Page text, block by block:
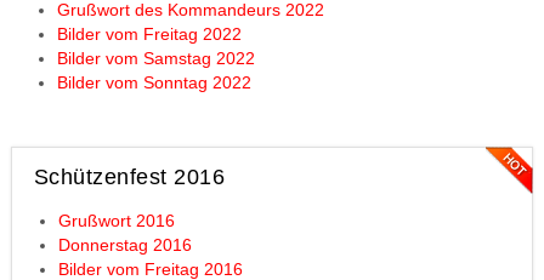
Grußwort des Kommandeurs 2022
Bilder vom Freitag 2022
Bilder vom Samstag 2022
Bilder vom Sonntag 2022
Schützenfest 2016
Grußwort 2016
Donnerstag 2016
Bilder vom Freitag 2016